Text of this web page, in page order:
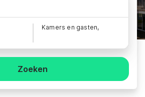
Kamers en gasten,
Zoeken